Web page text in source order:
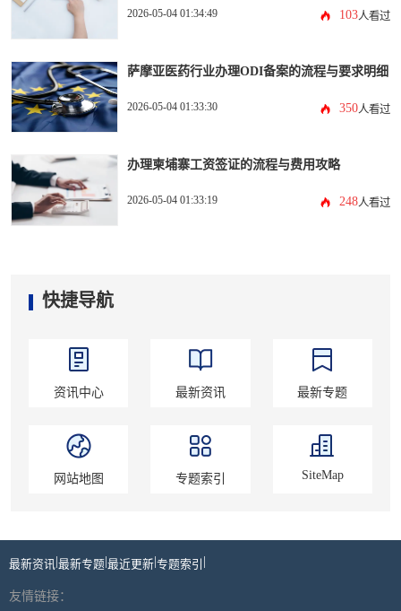
2026-05-04 01:34:49 103人看过
萨摩亚医药行业办理ODI备案的流程与要求明细
2026-05-04 01:33:30 350人看过
办理柬埔寨工资签证的流程与费用攻略
2026-05-04 01:33:19 248人看过
快捷导航
资讯中心 最新资讯 最新专题
网站地图 专题索引 SiteMap
最新资讯 最新专题 最近更新 专题索引
友情链接：